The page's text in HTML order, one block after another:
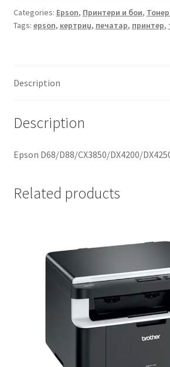
за
Epson
Categories: Epson, Принтери и бои,
Tags: epson, кертриџ, печатар, принтер,
Description
Description
Epson D68/D88/CX3850/DX4200/
Related products